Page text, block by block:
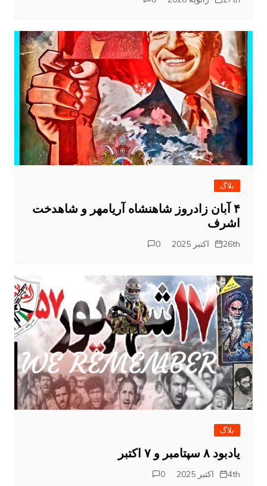
بلاگ
۴ آبان زادروز شاهنشاه آریامهر و شاهدخت
اشرف
26th اکتبر 2025 0
بلاگ
یادبود ۸ سپتامبر و ۷ اکتبر
4th اکتبر 2025 0